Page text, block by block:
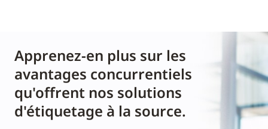
Apprenez-en plus sur les
avantages concurrentiels
qu'offrent nos solutions
d'étiquetage à la source.